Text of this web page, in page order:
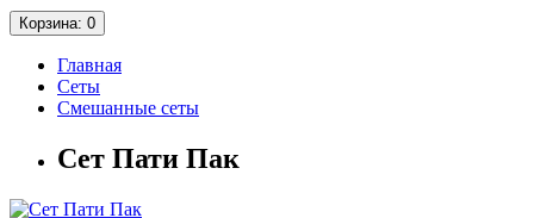
Корзина: 0
Главная
Сеты
Смешанные сеты
Сет Пати Пак